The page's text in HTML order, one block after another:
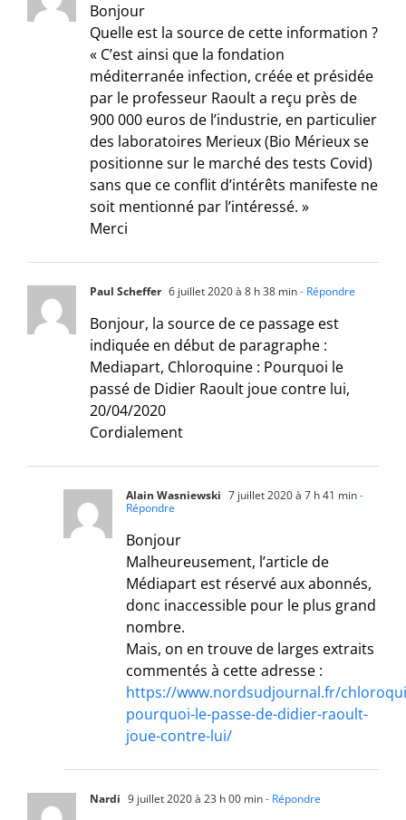
Bonjour
Quelle est la source de cette information ?
« C’est ainsi que la fondation
méditerranée infection, créée et présidée
par le professeur Raoult a reçu près de
900 000 euros de l’industrie, en particulier
des laboratoires Merieux (Bio Mérieux se
positionne sur le marché des tests Covid)
sans que ce conflit d’intérêts manifeste ne
soit mentionné par l’intéressé. »
Merci
Paul Scheffer 6 juillet 2020 à 8 h 38 min- Répondre
Bonjour, la source de ce passage est
indiquée en début de paragraphe :
Mediapart, Chloroquine : Pourquoi le
passé de Didier Raoult joue contre lui,
20/04/2020
Cordialement
Alain Wasniewski 7 juillet 2020 à 7 h 41 min-
Répondre
Bonjour
Malheureusement, l’article de
Médiapart est réservé aux abonnés,
donc inaccessible pour le plus grand
nombre.
Mais, on en trouve de larges extraits
commentés à cette adresse :
https://www.nordsudjournal.fr/
pourquoi-le-passe-de-didier-raoult-
joue-contre-lui/
Nardi 9 juillet 2020 à 23 h 00 min- Répondre